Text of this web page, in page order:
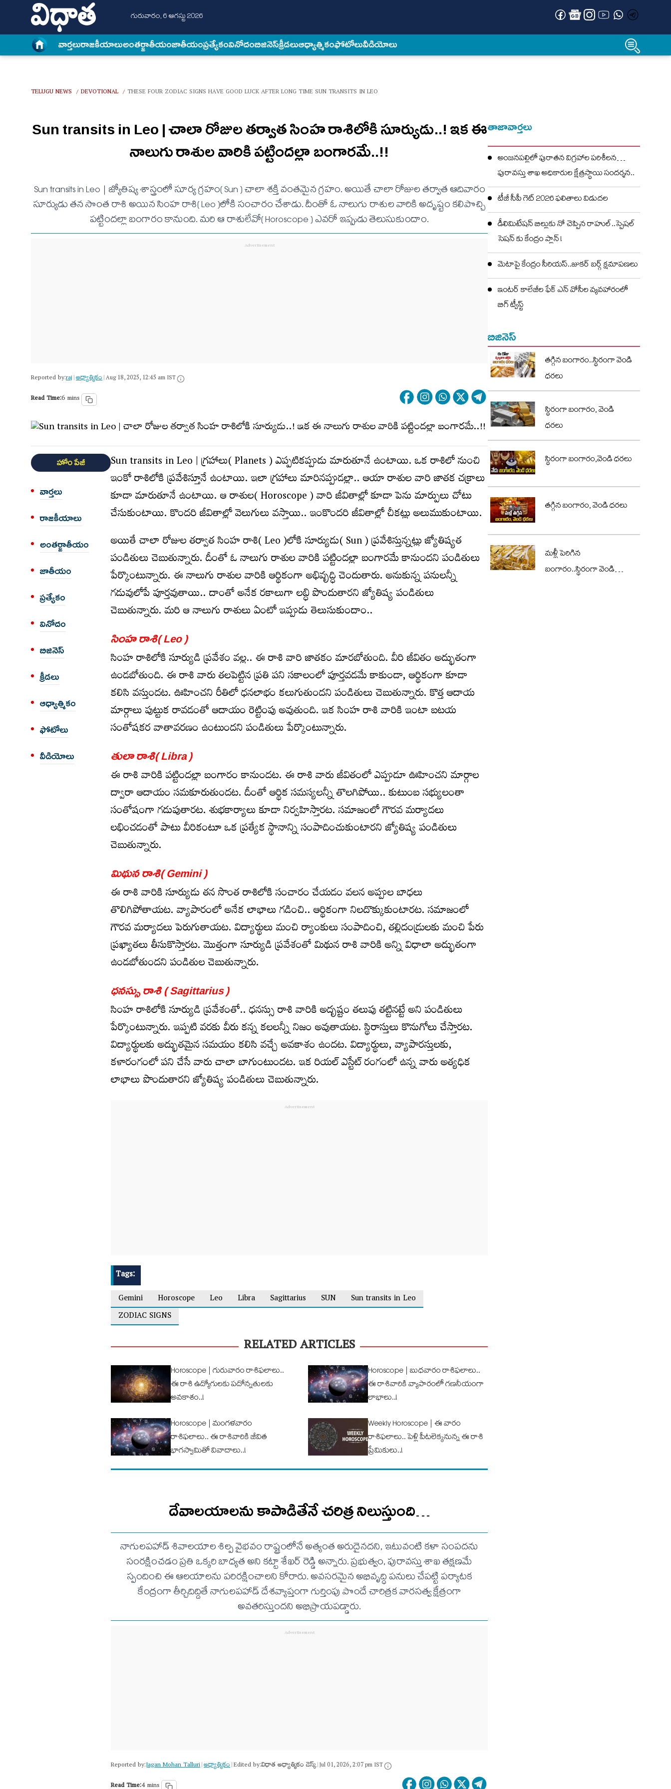
గురువారం, 6 ఆగస్టు 2026
వార్త‌లురాజకీయాలుఅంత‌ర్జాతీయంజాతీయంప్రత్యేకంవినోదంబిజినెస్క్రీడలుఆధ్యాత్మికంఫోటోలువీడియోలు
TELUGU NEWS / DEVOTIONAL / THESE FOUR ZODIAC SIGNS HAVE GOOD LUCK AFTER LONG TIME SUN TRANSITS IN LEO
Sun transits in Leo | చాలా రోజుల త‌ర్వాత సింహ రాశిలోకి సూర్యుడు..! ఇక‌ ఈ
నాలుగు రాశుల వారికి ప‌ట్టింద‌ల్లా బంగార‌మే..!!
Sun transits in Leo | జ్యోతిష్య శాస్త్రంలో సూర్య గ్రహం( Sun ) చాలా శక్తి వంతమైన గ్రహం. అయితే చాలా రోజుల తర్వాత ఆదివారం
సూర్యుడు తన సొంత రాశి అయిన సింహ రాశి( Leo )లోకి సంచారం చేశాడు. దీంతో ఓ నాలుగు రాశుల వారికి అదృష్టం కలిపొచ్చి
ప‌ట్టింద‌ల్లా బంగారం కానుంది. మ‌రి ఆ రాశులేవో( Horoscope ) ఎవరో ఇప్పుడు తెలుసుకుందాం.
Reported by:raj|ఆధ్యాత్మికం|Aug 18, 2025, 12:45 am IST
Read Time:6 mins
హోం పేజీ
వార్త‌లు
రాజకీయాలు
అంత‌ర్జాతీయం
జాతీయం
ప్రత్యేకం
వినోదం
బిజినెస్
క్రీడలు
ఆధ్యాత్మికం
ఫోటోలు
వీడియోలు
Sun transits in Leo | గ్ర‌హాలు( Planets ) ఎప్ప‌టిక‌ప్పుడు మారుతూనే ఉంటాయి. ఒక రాశిలో నుంచి
ఇంకో రాశిలోకి ప్ర‌వేశిస్తూనే ఉంటాయి. ఇలా గ్ర‌హాలు మారిన‌ప్పుడ‌ల్లా.. ఆయా రాశుల వారి జాత‌క చ‌క్రాలు
కూడా మారుతూనే ఉంటాయి. ఆ రాశుల( Horoscope ) వారి జీవితాల్లో కూడా పెను మార్పులు చోటు
చేసుకుంటాయి. కొంద‌రి జీవితాల్లో వెలుగులు వ‌స్తాయి.. ఇంకొంద‌రి జీవితాల్లో చీక‌ట్లు అలుముకుంటాయి.
అయితే చాలా రోజుల త‌ర్వాత సింహ రాశి( Leo )లోకి సూర్యుడు( Sun ) ప్ర‌వేశిస్తున్న‌ట్లు జ్యోతిష్య‌త
పండితులు చెబుతున్నారు. దీంతో ఓ నాలుగు రాశుల వారికి ప‌ట్టింద‌ల్లా బంగార‌మే కానుంద‌ని పండితులు
పేర్కొంటున్నారు. ఈ నాలుగు రాశుల వారికి ఆర్థికంగా అభివృద్ధి చెందుతారు. అనుకున్న ప‌నుల‌న్నీ
గ‌డువులోపే పూర్తవుతాయి.. దాంతో అనేక ర‌కాలుగా ల‌బ్ధి పొందుతార‌ని జ్యోతిష్య పండితులు
చెబుతున్నారు. మ‌రి ఆ నాలుగు రాశులు ఏంటో ఇప్పుడు తెలుసుకుందాం..
సింహ రాశి( Leo )
సింహ రాశిలోకి సూర్యుడి ప్ర‌వేశం వ‌ల్ల‌.. ఈ రాశి వారి జాత‌కం మార‌బోతుంది. వీరి జీవితం అద్భుతంగా
ఉండ‌బోతుంది. ఈ రాశి వారు త‌ల‌పెట్టిన ప్ర‌తి ప‌ని స‌కాలంలో పూర్త‌వ‌డ‌మే కాకుండా, ఆర్థికంగా కూడా
క‌లిసి వ‌స్తుంద‌ట‌. ఊహించ‌ని రీతిలో ధ‌న‌లాభం క‌లుగుతుంద‌ని పండితులు చెబుతున్నారు. కొత్త ఆదాయ
మార్గాలు పుట్టుక రావడంతో ఆదాయం రెట్టింపు అవుతుంది. ఇక సింహ రాశి వారికి ఇంటా బటయ
సంతోషకర వాతావరణం ఉంటుంద‌ని పండితులు పేర్కొంటున్నారు.
తులా రాశి( Libra )
ఈ రాశి వారికి ప‌ట్టింద‌ల్లా బంగారం కానుంద‌ట‌. ఈ రాశి వారు జీవితంలో ఎప్పుడూ ఊహించ‌ని మార్గాల
ద్వారా ఆదాయం స‌మ‌కూరుతుంద‌ట‌. దీంతో ఆర్థిక స‌మ‌స్య‌ల‌న్నీ తొలగిపోయి.. కుటుంబ స‌భ్యులంతా
సంతోషంగా గ‌డుపుతార‌ట‌. శుభ‌కార్యాలు కూడా నిర్వ‌హిస్తార‌ట‌. స‌మాజంలో గౌరవ మ‌ర్యాద‌లు
ల‌భించ‌డంతో పాటు వీరికంటూ ఒక ప్ర‌త్యేక స్థానాన్ని సంపాదించుకుంటార‌ని జ్యోతిష్య పండితులు
చెబుతున్నారు.
మిథున రాశి( Gemini )
ఈ రాశి వారికి సూర్యుడు తన సొంత రాశిలోకి సంచారం చేయడం వలన అప్పుల బాధలు
తొలిగిపోతాయ‌ట‌. వ్యాపారంలో అనేక లాభాలు గ‌డించి.. ఆర్థికంగా నిల‌దొక్కుకుంటార‌ట‌. సమాజంలో
గౌరవ మర్యాదలు పెరుగుతాయ‌ట‌. విద్యార్థులు మంచి ర్యాంకులు సంపాదించి, తల్లిదండ్రులకు మంచి పేరు
ప్రఖ్యాతలు తీసుకొస్తార‌ట‌. మొత్తంగా సూర్యుడి ప్ర‌వేశంతో మిథున రాశి వారికి అన్ని విధాలా అద్భుతంగా
ఉండ‌బోతుంద‌ని పండితుల చెబుతున్నారు.
ధనస్సు రాశి ( Sagittarius )
సింహ రాశిలోకి సూర్యుడి ప్ర‌వేశంతో.. ధ‌న‌స్సు రాశి వారికి అదృష్టం త‌లుపు త‌ట్టిన‌ట్టే అని పండితులు
పేర్కొంటున్నారు. ఇప్ప‌టి వ‌ర‌కు వీరు క‌న్న క‌ల‌ల‌న్నీ నిజం అవుతాయ‌ట‌. స్థిరాస్తులు కొనుగోలు చేస్తార‌ట‌.
విద్యార్థుల‌కు అద్భుత‌మైన స‌మ‌యం క‌లిసి వ‌చ్చే అవ‌కాశం ఉంద‌ట‌. విద్యార్థులు, వ్యాపారస్తులకు,
కళారంగంలో పని చేసే వారు చాలా బాగుంటుంద‌ట‌. ఇక రియల్ ఎస్టేట్ రంగంలో ఉన్న వారు అత్యధిక
లాభాలు పొందుతార‌ని జ్యోతిష్య పండితులు చెబుతున్నారు.
Tags:
Gemini
Horoscope Leo Libra Sagittarius SUN
Sun transits in Leo
ZODIAC SIGNS
RELATED ARTICLES
Horoscope | గురువారం రాశిఫ‌లాలు..
ఈ రాశి ఉద్యోగుల‌కు ప‌దోన్న‌తుల‌కు
అవ‌కాశం..!
Horoscope | బుధ‌వారం రాశిఫ‌లాలు..
ఈ రాశివారికి వ్యాపారంలో గ‌ణ‌నీయంగా
లాభాలు..!
Horoscope | మంగ‌ళ‌వారం
రాశిఫ‌లాలు.. ఈ రాశివారికి జీవిత
భాగ‌స్వామితో వివాదాలు..!
Weekly Horoscope | ఈ వారం
రాశిఫ‌లాలు.. పెళ్లి పీట‌లెక్క‌నున్న ఈ రాశి
ప్రేమికులు..!
దేవాలయాలను కాపాడితేనే చరిత్ర నిలుస్తుంది…
నాగులపహాడ్ శివాలయాల శిల్ప వైభవం రాష్ట్రంలోనే అత్యంత అరుదైనదని, ఇటువంటి కళా సంపదను
సంరక్షించడం ప్రతి ఒక్కరి బాధ్యత అని కట్టా శేఖర్ రెడ్డి అన్నారు. ప్రభుత్వం, పురావస్తు శాఖ తక్షణమే
స్పందించి ఈ ఆలయాలను పరిరక్షించాలని కోరారు. అవసరమైన అభివృద్ధి పనులు చేపట్టి పర్యాటక
కేంద్రంగా తీర్చిదిద్దితే నాగులపహాడ్ దేశవ్యాప్తంగా గుర్తింపు పొందే చారిత్రక వారసత్వ క్షేత్రంగా
అవతరిస్తుందని అభిప్రాయపడ్డారు.
Reported by:Jagan Mohan Talluri|ఆధ్యాత్మికం|Edited by:విధాత ఆధ్యాత్మికం డెస్క్|Jul 01, 2026, 2:07 pm IST
Read Time:4 mins
తాజావార్తలు
అంజనపల్లిలో పురాతన విగ్రహాల పరిశీలన…
పురావస్తు శాఖ అధికారుల క్షేత్రస్థాయి సందర్శన..
టీజీ సీపీ గెట్ 2026 ఫలితాలు విడుదల
డీలిమిటేషన్ బిల్లుకు నో చెప్పిన రాహుల్..స్పెషల్
సెషన్ కు కేంద్రం ప్లాన్ !
మెటాపై కేంద్రం సీరియస్..జుకర్ బర్గ్ క్షమాపణలు
ఇంటర్ కాలేజీల ఫేక్ ఎన్ వోసీల వ్యవహారంలో
బిగ్ ట్వీస్ట్
బిజినెస్
తగ్గిన బంగారం..స్థిరంగా వెండి
ధరలు
స్థిరంగా బంగారం, వెండి
ధరలు
స్థిరంగా బంగారం,వెండి ధరలు
తగ్గిన బంగారం, వెండి ధరలు
మళ్లీ పెరిగిన
బంగారం..స్థిరంగా వెండి